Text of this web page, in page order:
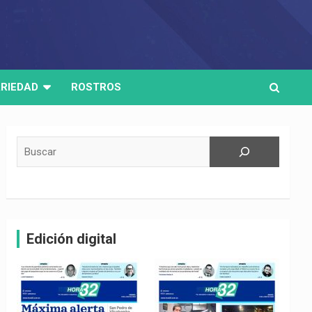
ROSTROS
Edición digital